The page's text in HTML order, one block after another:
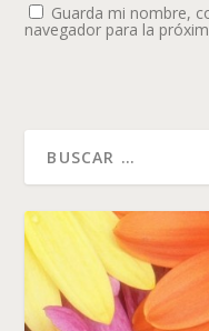
Guarda mi nombre,
navegador para la